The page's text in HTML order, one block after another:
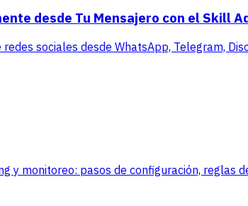
desde Tu Mensajero con el Skill
sociales desde WhatsApp, Telegram,
y monitoreo: pasos de configuración, reglas